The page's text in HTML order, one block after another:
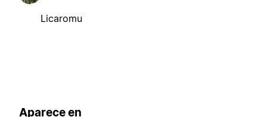
Licaromu
Aparece en